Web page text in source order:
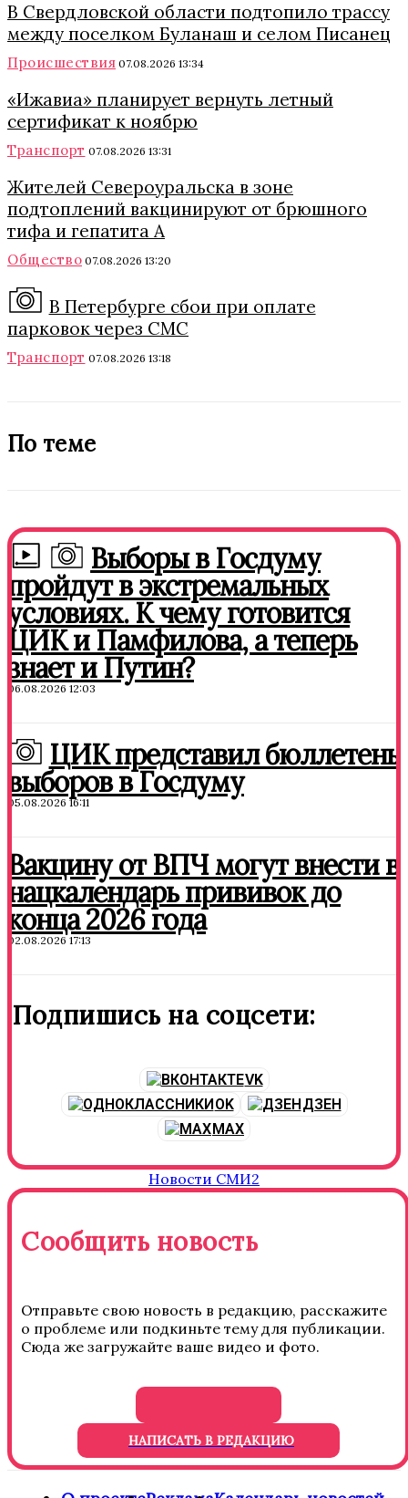
В Свердловской области подтопило трассу
между поселком Буланаш и селом Писанец
Происшествия 07.08.2026 13:34
«Ижавиа» планирует вернуть летный
сертификат к ноябрю
Транспорт 07.08.2026 13:31
Жителей Североуральска в зоне
подтоплений вакцинируют от брюшного
тифа и гепатита А
Общество 07.08.2026 13:20
В Петербурге сбои при оплате
парковок через СМС
Транспорт 07.08.2026 13:18
По теме
Выборы в Госдуму
пройдут в экстремальных
условиях. К чему готовится
ЦИК и Памфилова, а теперь
знает и Путин?
06.08.2026 12:03
ЦИК представил бюллетень
выборов в Госдуму
05.08.2026 16:11
Вакцину от ВПЧ могут внести в
нацкалендарь прививок до
конца 2026 года
02.08.2026 17:13
Подпишись на соцсети:
VK
OK
ДЗЕН
MAX
Новости СМИ2
Сообщить новость
Отправьте свою новость в редакцию, расскажите
о проблеме или подкиньте тему для публикации.
Сюда же загружайте ваше видео и фото.
НАПИСАТЬ В РЕДАКЦИЮ